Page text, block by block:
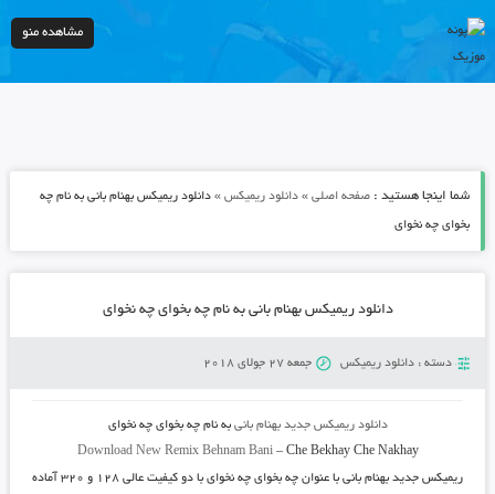
مشاهده منو
شما اینجا هستید : صفحه اصلی» دانلود ریمیکس» دانلود ریمیکس بهنام بانی به نام چه
بخوای چه نخوای
دانلود ریمیکس بهنام بانی به نام چه بخوای چه نخوای
دسته : دانلود ریمیکس جمعه 27 جولای 2018
دانلود ریمیکس جدید بهنام بانی به نامچه بخوای چه نخوای
Download New Remix Behnam Bani– Che Bekhay Che Nakhay
ریمیکس جدید بهنام بانیبا عنوان چه بخوای چه نخوای
با دو کیفیت عالی ۱۲۸ و ۳۲۰ آماده